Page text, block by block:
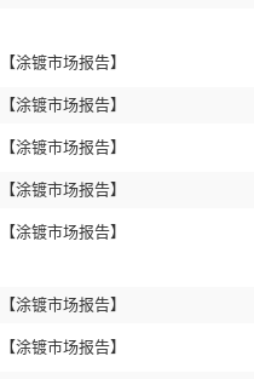
【涂镀市场报告】
【涂镀市场报告】
【涂镀市场报告】
【涂镀市场报告】
【涂镀市场报告】
【涂镀市场报告】
【涂镀市场报告】